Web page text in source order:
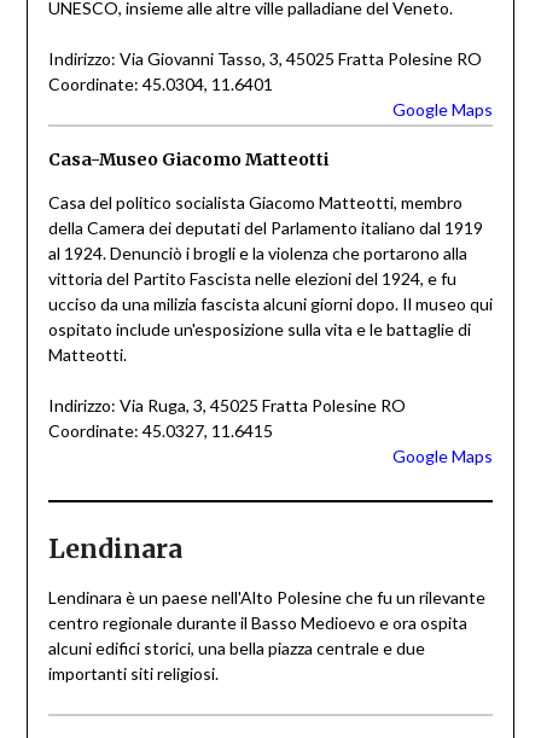
UNESCO, insieme alle altre ville palladiane del Veneto.
Indirizzo: Via Giovanni Tasso, 3, 45025 Fratta Polesine RO
Coordinate: 45.0304, 11.6401
Google Maps
Casa-Museo Giacomo Matteotti
Casa del politico socialista Giacomo Matteotti, membro
della Camera dei deputati del Parlamento italiano dal 1919
al 1924. Denunciò i brogli e la violenza che portarono alla
vittoria del Partito Fascista nelle elezioni del 1924, e fu
ucciso da una milizia fascista alcuni giorni dopo. Il museo qui
ospitato include un'esposizione sulla vita e le battaglie di
Matteotti.
Indirizzo: Via Ruga, 3, 45025 Fratta Polesine RO
Coordinate: 45.0327, 11.6415
Google Maps
Lendinara
Lendinara è un paese nell'Alto Polesine che fu un rilevante
centro regionale durante il Basso Medioevo e ora ospita
alcuni edifici storici, una bella piazza centrale e due
importanti siti religiosi.